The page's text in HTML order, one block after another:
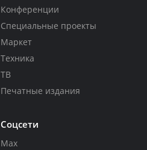
Конференции
Специальные проекты
Маркет
Техника
ТВ
Печатные издания
Соцсети
Max